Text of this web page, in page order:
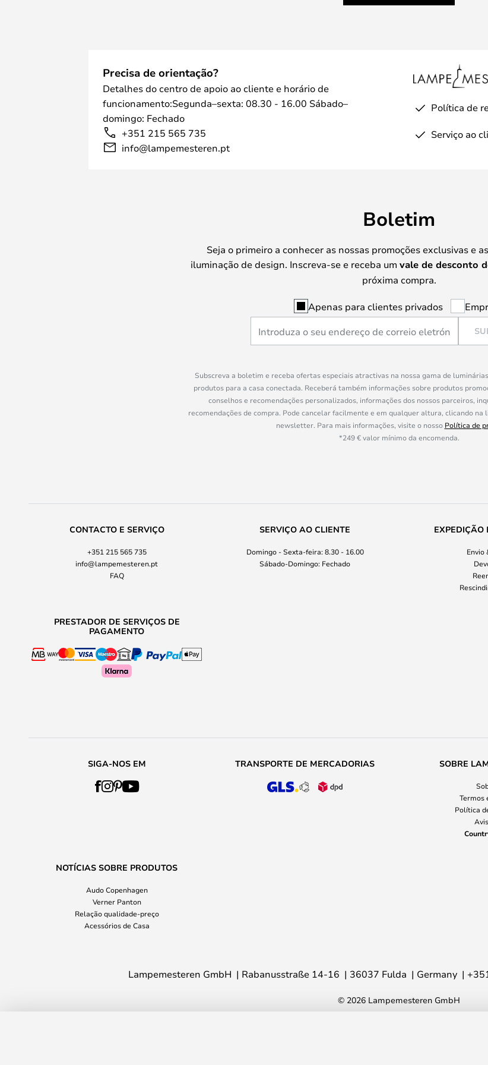
Precisa de orientação?
Detalhes do centro de apoio ao cliente e horário de
funcionamento:Segunda–sexta: 08.30 - 16.00 Sábado–
domingo: Fechado
+351 215 565 735
info@lampemesteren.pt
Política de
Serviço ao
Boletim
Seja o primeiro a conhecer as nossas promoções exclusivas e
iluminação de design. Inscreva-se e receba um vale de desconto
próxima compra.
Apenas para clientes privados
Subscreva a boletim e receba ofertas especiais atractivas na nossa gama de
produtos para a casa conectada. Receberá também informações sobre produtos
conselhos e recomendações personalizados, informações dos nossos parceiros,
recomendações de compra. Pode cancelar facilmente e em qualquer altura, clicando na
newsletter. Para mais informações, visite o nosso Política de
*249 € valor mínimo da encomenda.
CONTACTO E SERVIÇO
+351 215 565 735
info@lampemesteren.pt
FAQ
SERVIÇO AO CLIENTE
Domingo - Sexta-feira: 8.30 - 16.00
Sábado-Domingo: Fechado
EXPEDIÇÃO
Envio
PRESTADOR DE SERVIÇOS DE
PAGAMENTO
SIGA-NOS EM TRANSPORTE DE MERCADORIAS SOBRE
Termos
Política
NOTÍCIAS SOBRE PRODUTOS
Audo Copenhagen
Verner Panton
Relação qualidade-preço
Acessórios de Casa
Lampemesteren GmbH Rabanusstraße 14-16 36037 Fulda Germany
© 2026 Lampemesteren GmbH